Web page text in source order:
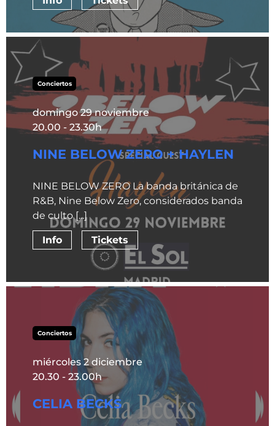
Conciertos
domingo 29 noviembre
20.00 - 23.30h
NINE BELOW ZERO + HAYLEN
NINE BELOW ZERO La banda británica de
R&B, Nine Below Zero, considerados banda
de culto [...]
Info Tickets
Conciertos
miércoles 2 diciembre
20.30 - 23.00h
CELIA BECKS